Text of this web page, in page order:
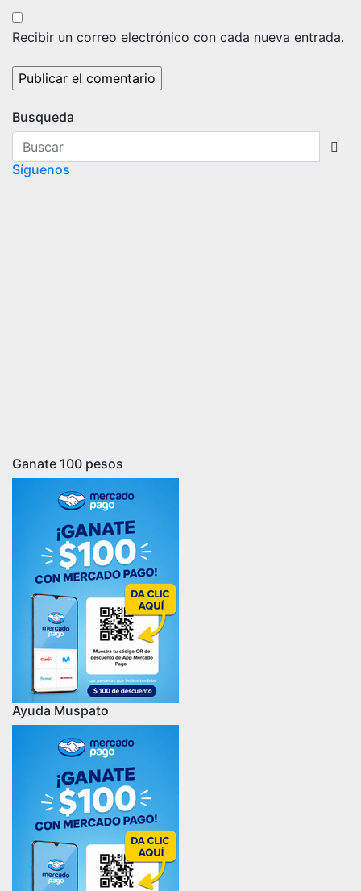
Recibir un correo electrónico con cada nueva entrada.
Busqueda
Síguenos
Ganate 100 pesos
Ayuda Muspato